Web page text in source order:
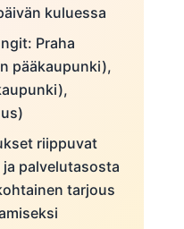
kuluessa
Praha
pääkaupunki),
riippuvat
palvelutasosta
tarjous